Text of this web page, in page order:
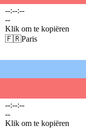
--:--:--
--
Klik om te kopiëren
🇫🇷Paris
--:--:--
--
Klik om te kopiëren